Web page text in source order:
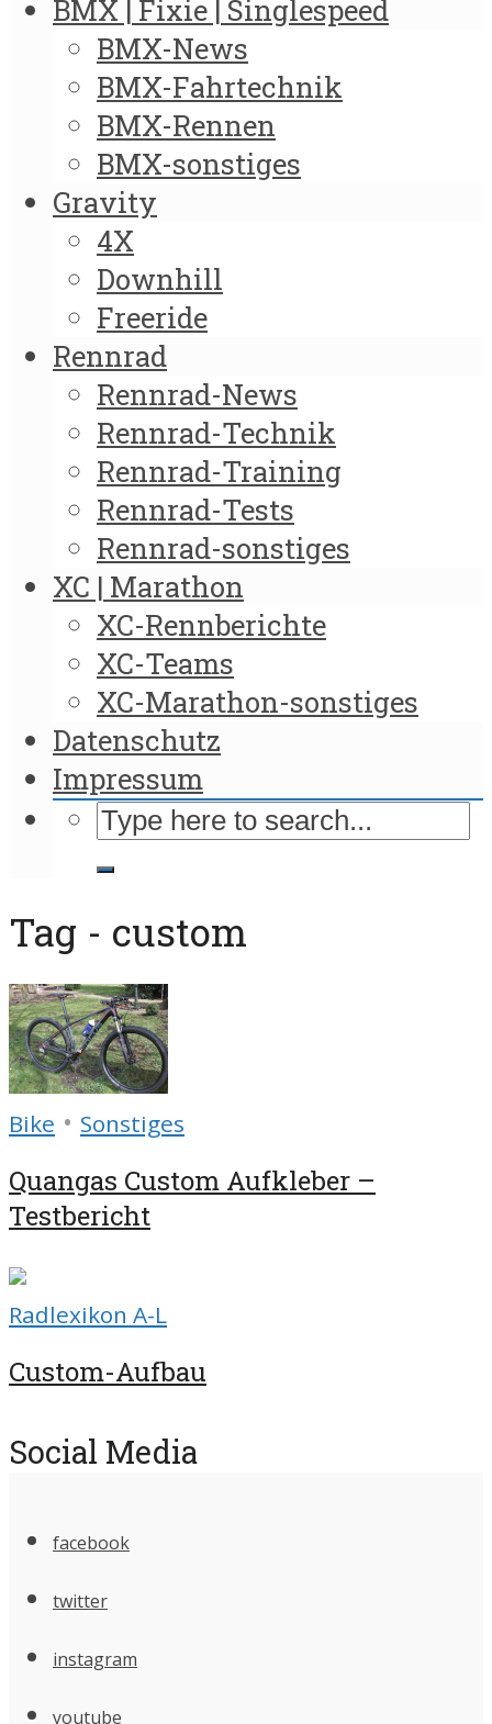
BMX | Fixie | Singlespeed
BMX-News
BMX-Fahrtechnik
BMX-Rennen
BMX-sonstiges
Gravity
4X
Downhill
Freeride
Rennrad
Rennrad-News
Rennrad-Technik
Rennrad-Training
Rennrad-Tests
Rennrad-sonstiges
XC | Marathon
XC-Rennberichte
XC-Teams
XC-Marathon-sonstiges
Datenschutz
Impressum
Tag - custom
Bike • Sonstiges
Quangas Custom Aufkleber –
Testbericht
Radlexikon A-L
Custom-Aufbau
Social Media
facebook
twitter
instagram
youtube